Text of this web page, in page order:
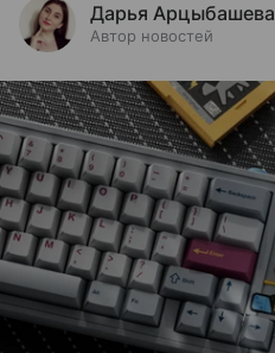
Дарья Арцыбашева
Автор новостей